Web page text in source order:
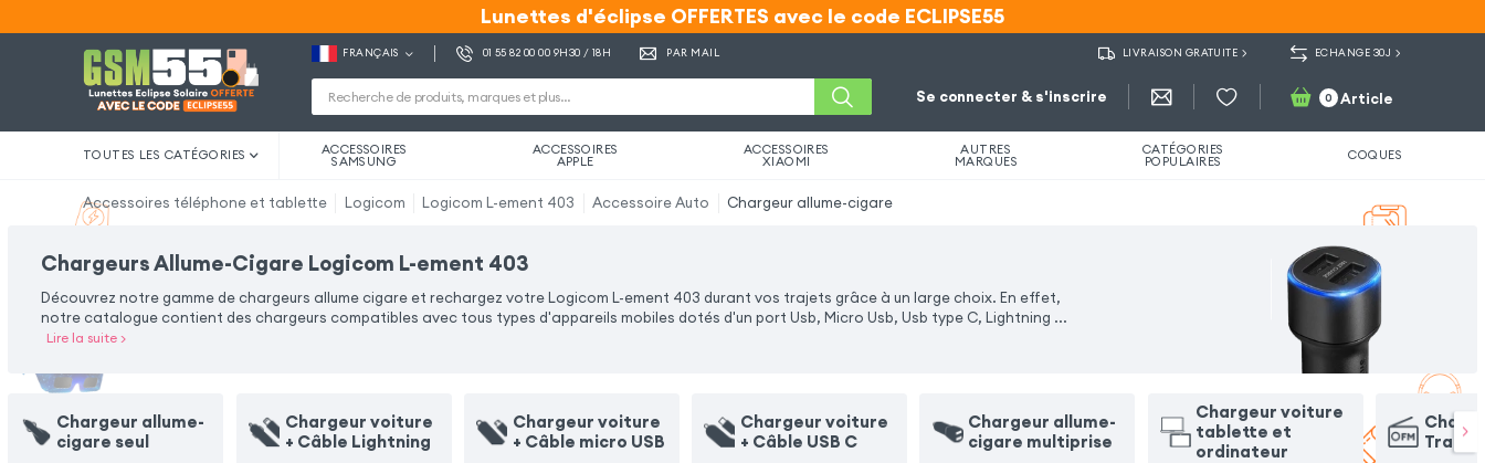
Lunettes d'éclipse OFFERTES avec le code ECLIPSE55
Lunettes d'éclipse OFFERTES avec le code ECLIPSE55
FRANÇAIS 01 55 82 00 00 9H30 / 18H PAR MAIL LIVRAISON GRATUITE ECHANGE 30J
Se connecter & s'inscrire 0 Article
TOUTES LES CATÉGORIES ACCESSOIRES
SAMSUNG
ACCESSOIRES
APPLE
ACCESSOIRES
XIAOMI
AUTRES
MARQUES
CATÉGORIES
POPULAIRES COQUES
Accessoires téléphone et tablette Logicom Logicom L-ement 403 Accessoire Auto Chargeur allume-cigare
Chargeurs Allume-Cigare Logicom L-ement 403
Découvrez notre gamme de chargeurs allume cigare et rechargez votre Logicom L-ement 403 durant vos trajets grâce à un large choix. En effet,
notre catalogue contient des chargeurs compatibles avec tous types d'appareils mobiles dotés d'un port Usb, Micro Usb, Usb type C, Lightning ...
Lire la suite>
Chargeur allume-
cigare seul
Chargeur voiture
+ Câble Lightning
Chargeur voiture
+ Câble micro USB
Chargeur voiture
+ Câble USB C
Chargeur allume-
cigare multiprise
Chargeur voiture
tablette et
ordinateur